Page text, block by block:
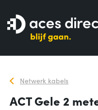
Netwerk kabels
ACT Gele 2